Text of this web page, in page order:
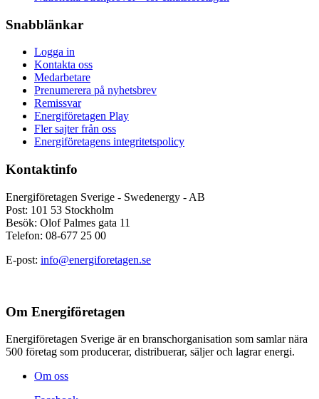
Snabblänkar
Logga in
Kontakta oss
Medarbetare
Prenumerera på nyhetsbrev
Remissvar
Energiföretagen Play
Fler sajter från oss
Energiföretagens integritetspolicy
Kontaktinfo
Energiföretagen Sverige - Swedenergy - AB
Post: 101 53 Stockholm
Besök: Olof Palmes gata 11
Telefon: 08-677 25 00
E-post: info@energiforetagen.se
Om Energiföretagen
Energiföretagen Sverige är en branschorganisation som samlar nära
500 företag som producerar, distribuerar, säljer och lagrar energi.
Om oss